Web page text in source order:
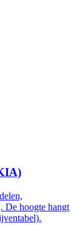
De hoogte hangt